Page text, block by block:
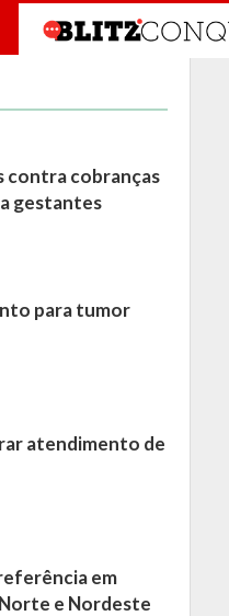
contra cobranças
gestantes
para tumor
atendimento de
em
e Nordeste